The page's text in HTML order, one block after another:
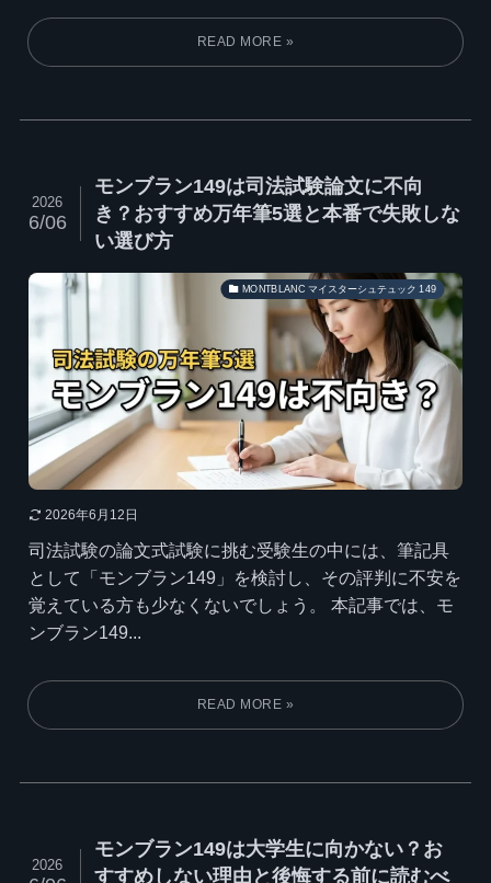
モンブラン149は司法試験論文に不向
き？おすすめ万年筆5選と本番で失敗しな
い選び方
2026
6/06
MONTBLANC マイスターシュテュック 149
2026年6月12日
司法試験の論文式試験に挑む受験生の中には、筆記具
として「モンブラン149」を検討し、その評判に不安を
覚えている方も少なくないでしょう。 本記事では、モ
ンブラン149...
モンブラン149は大学生に向かない？お
すすめしない理由と後悔する前に読むべ
2026